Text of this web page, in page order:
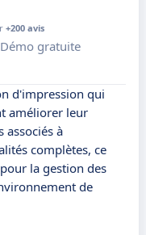
+200 avis
Démo gratuite
d'impression qui
améliorer leur
associés à
complètes, ce
la gestion des
de